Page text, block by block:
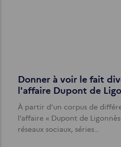
Donner à voir le fait
l'affaire Dupont de
À partir d’un corpus de
l’affaire « Dupont de
réseaux sociaux, séries…